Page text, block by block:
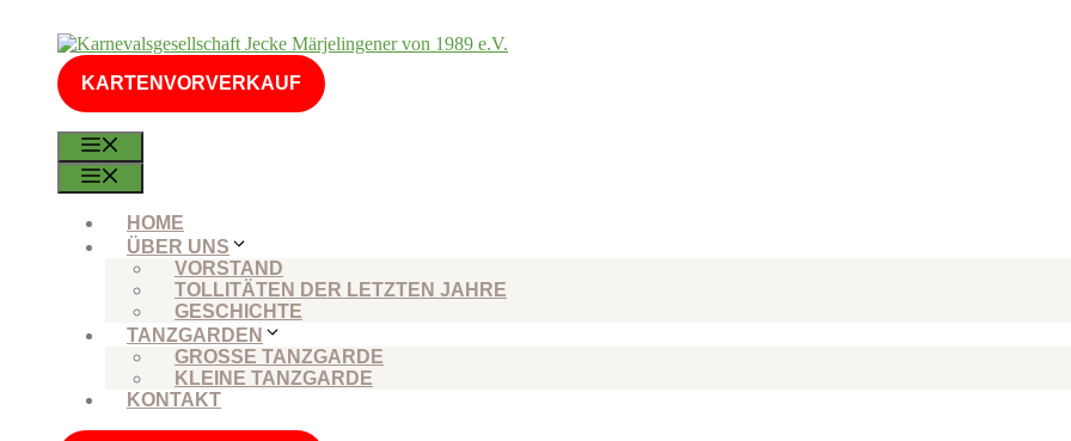
springen
KARTENVORVERKAUF
HOME
ÜBER UNS
VORSTAND
TOLLITÄTEN DER LETZTEN JAHRE
GESCHICHTE
TANZGARDEN
GROSSE TANZGARDE
KLEINE TANZGARDE
KONTAKT